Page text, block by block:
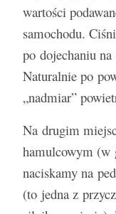
wartości
samochodu.
po dojechaniu
Naturalnie po
„nadmiar”
Na drugim
hamulcowym (w
naciskamy na
(to jedna z